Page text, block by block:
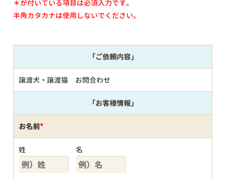
＊が付いている項目は必須入力です。
半角カタカナは使用しないでください。
「ご依頼内容」
譲渡犬・譲渡猫 お問合わせ
「お客様情報」
お名前*
姓 名